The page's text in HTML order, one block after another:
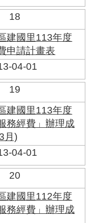
18
建國里113年度
申請計畫表
04-01
19
建國里113年度
務經費」辦理成
月)
04-01
20
建國里112年度
務經費」辦理成